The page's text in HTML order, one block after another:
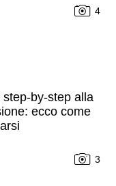
4
step-by-step alla
ecco come
3